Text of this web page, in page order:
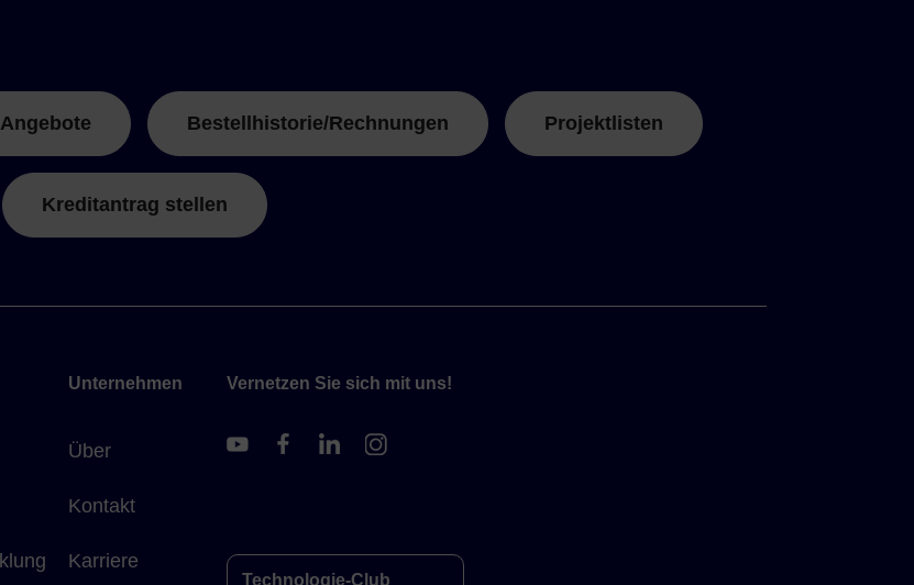
Angebote Bestellhistorie/Rechnungen Projektlisten
Kreditantrag stellen
Unternehmen
Über
Kontakt
Karriere
Vernetzen Sie sich mit uns!
Technologie-Club